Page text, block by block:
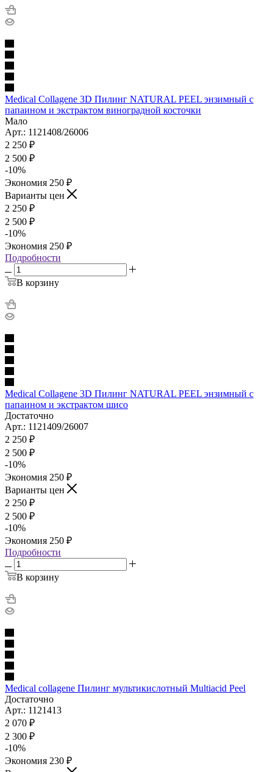
Medical Collagene 3D Пилинг NATURAL PEEL энзимный с
папаином и экстрактом виноградной косточки
Мало
Арт.: 1121408/26006
2 250 ₽
2 500 ₽
-10%
Экономия 250 ₽
Варианты цен
2 250 ₽
2 500 ₽
-10%
Экономия 250 ₽
Подробности
В корзину
Medical Collagene 3D Пилинг NATURAL PEEL энзимный с
папаином и экстрактом шисо
Достаточно
Арт.: 1121409/26007
2 250 ₽
2 500 ₽
-10%
Экономия 250 ₽
Варианты цен
2 250 ₽
2 500 ₽
-10%
Экономия 250 ₽
Подробности
В корзину
Medical collagene Пилинг мультикислотный Multiacid Peel
Достаточно
Арт.: 1121413
2 070 ₽
2 300 ₽
-10%
Экономия 230 ₽